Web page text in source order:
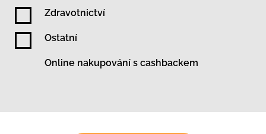
Zdravotnictví
Ostatní
Online nakupování s cashbackem